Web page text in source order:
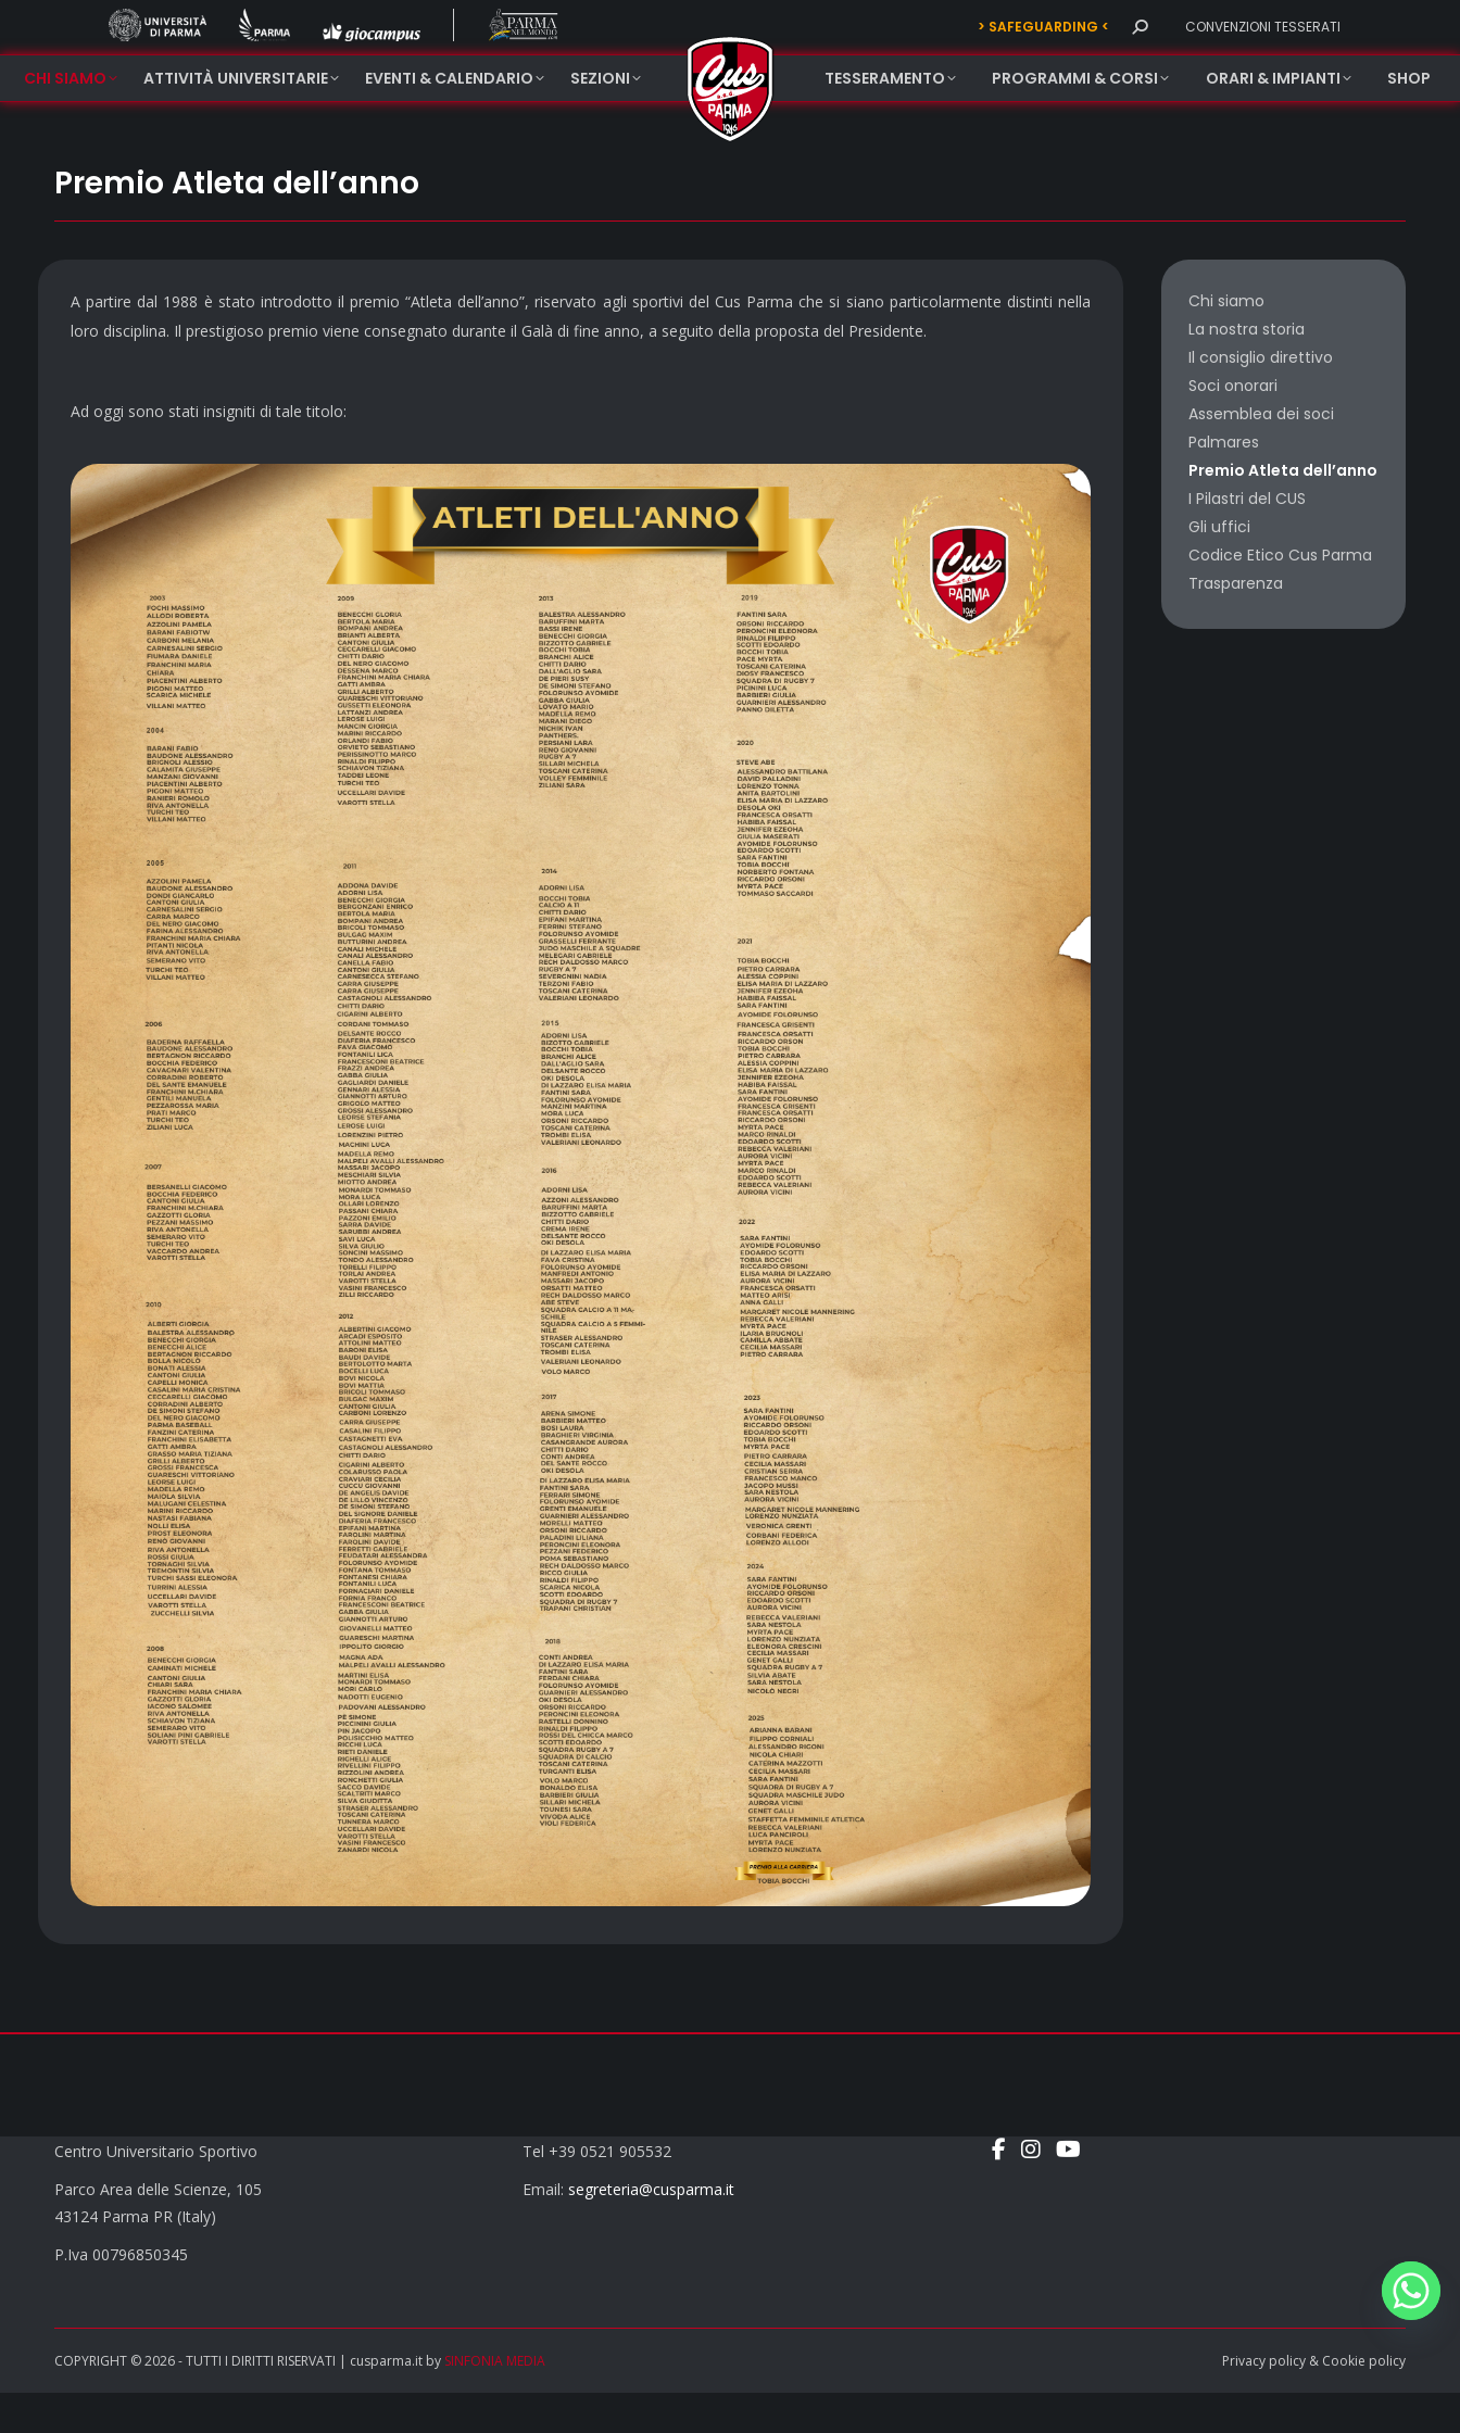
> SAFEGUARDING < Search: CONVENZIONI TESSERATI
CHI SIAMO ATTIVITÀ UNIVERSITARIE EVENTI & CALENDARIO SEZIONI TESSERAMENTO PROGRAMMI & CORSI ORARI & IMPIANTI SHOP
Premio Atleta dell’anno
A partire dal 1988 è stato introdotto il premio “Atleta dell’anno”, riservato agli sportivi del Cus Parma che si siano particolarmente distinti nella
loro disciplina. Il prestigioso premio viene consegnato durante il Galà di fine anno, a seguito della proposta del Presidente.
Ad oggi sono stati insigniti di tale titolo:
Chi siamo
La nostra storia
Il consiglio direttivo
Soci onorari
Assemblea dei soci
Palmares
Premio Atleta dell’anno
I Pilastri del CUS
Gli uffici
Codice Etico Cus Parma
Trasparenza
Centro Universitario Sportivo
Parco Area delle Scienze, 105
43124 Parma PR (Italy)
P.Iva 00796850345
Tel +39 0521 905532
Email: segreteria@cusparma.it
COPYRIGHT © 2026 - TUTTI I DIRITTI RISERVATI | cusparma.it by SINFONIA MEDIA Privacy policy & Cookie policy